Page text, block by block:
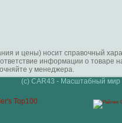
и цены) носит справочный
информации о
у менеджера.
(c) CAR43 - Масштабный мир